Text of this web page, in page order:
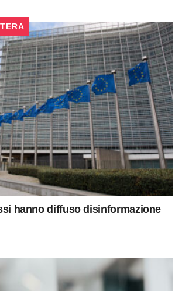
hanno diffuso disinformazione